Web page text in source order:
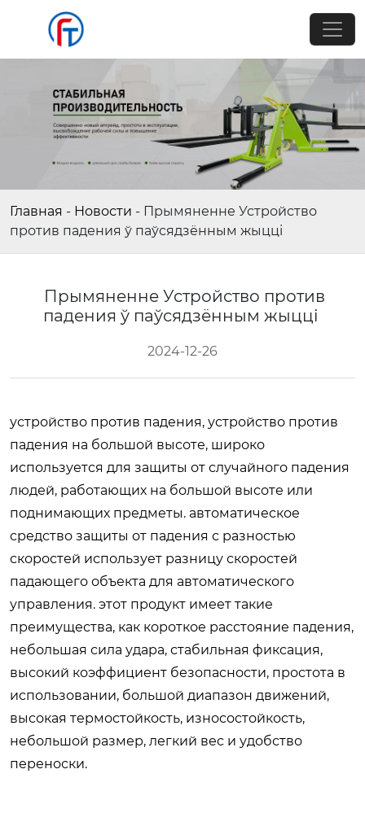
Главная - Новости - Прымяненне Устройство
против падения ў паўсядзённым жыцці
Прымяненне Устройство против
падения ў паўсядзённым жыцці
2024-12-26
устройство против падения, устройство против
падения на большой высоте, широко
используется для защиты от случайного падения
людей, работающих на большой высоте или
поднимающих предметы. автоматическое
средство защиты от падения с разностью
скоростей использует разницу скоростей
падающего объекта для автоматического
управления. этот продукт имеет такие
преимущества, как короткое расстояние падения,
небольшая сила удара, стабильная фиксация,
высокий коэффициент безопасности, простота в
использовании, большой диапазон движений,
высокая термостойкость, износостойкость,
небольшой размер, легкий вес и удобство
переноски.